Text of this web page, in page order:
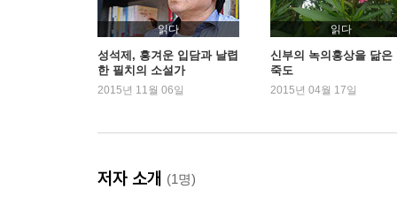
읽다
성석제, 흥겨운 입담과 날렵
한 필치의 소설가
2015년 11월 06일
읽다
신부의 녹의홍상을 닮은
죽도
2015년 04월 17일
저자 소개 (1명)